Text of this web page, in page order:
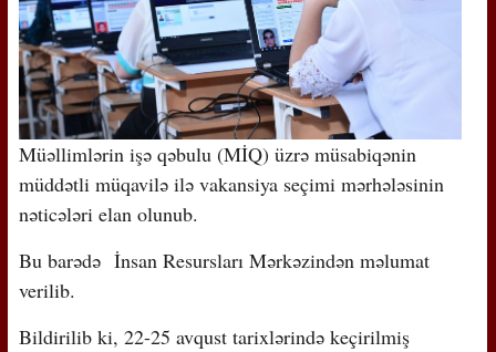
Müəllimlərin işə qəbulu (MİQ) üzrə müsabiqənin
müddətli müqavilə ilə vakansiya seçimi mərhələsinin
nəticələri elan olunub.
Bu barədə İnsan Resursları Mərkəzindən məlumat
verilib.
Bildirilib ki, 22-25 avqust tarixlərində keçirilmiş